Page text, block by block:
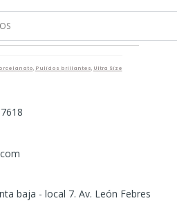
, Pulidos brillantes, Ultra Size
baja - local 7. Av. León Febres